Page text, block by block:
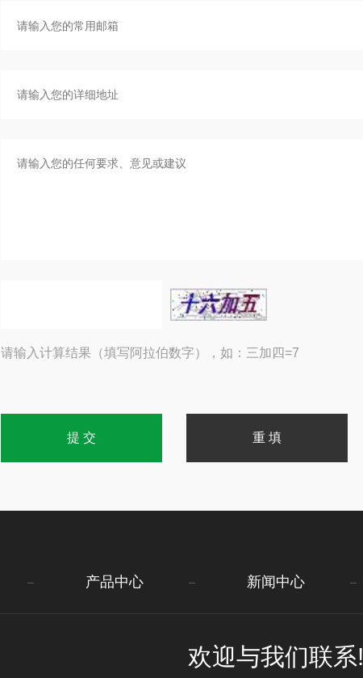
请输入计算结果（填写阿拉伯数字），如：三加四=7
产品中心 新闻中心
欢迎与我们联系!